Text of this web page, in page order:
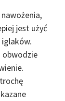
jest użyć
obwodzie